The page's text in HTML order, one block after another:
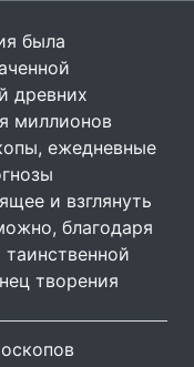
была
древних
миллионов
ежедневные
и взглянуть
благодаря
творения